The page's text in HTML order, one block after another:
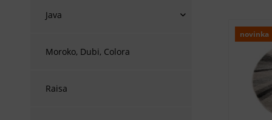
Java
Moroko, Dubi, Colora
Raisa
novinka